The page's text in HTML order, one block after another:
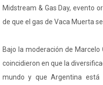
Midstream & Gas Day, evento
de que el gas de Vaca Muerta
Bajo la moderación de
coincidieron en que la
mundo y que Argentina está